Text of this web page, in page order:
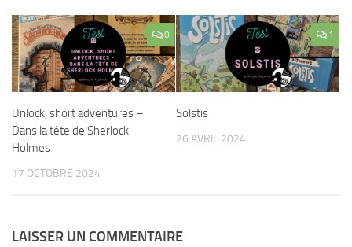
0
Unlock, short adventures –
Dans la tête de Sherlock
Holmes
17 OCTOBRE 2024
1
Solstis
26 AVRIL 2024
LAISSER UN COMMENTAIRE